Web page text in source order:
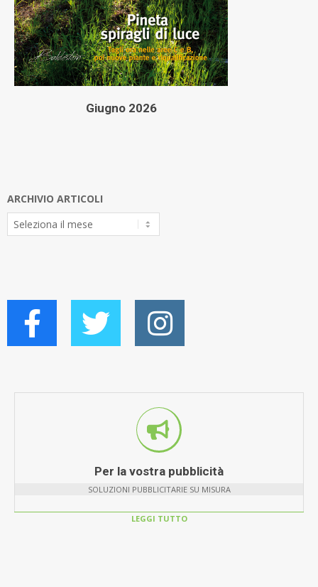
Giugno 2026
ARCHIVIO ARTICOLI
Archivio
Articoli
Per la vostra pubblicità
SOLUZIONI PUBBLICITARIE SU MISURA
LEGGI TUTTO